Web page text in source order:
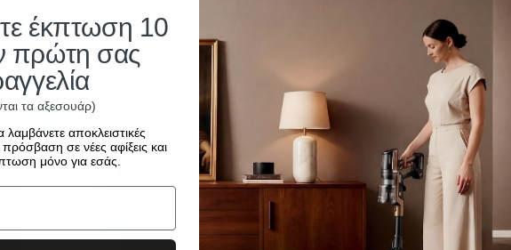
έκπτωση 10
πρώτη σας
τα αξεσουάρ)
λαμβάνετε αποκλειστικές
σε νέες αφίξεις και
μόνο για εσάς.